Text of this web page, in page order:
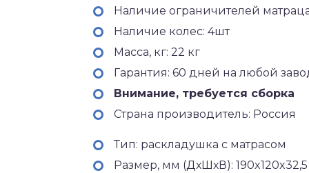
Наличие ограничителей
Наличие колес: 4шт
Масса, кг: 22 кг
Гарантия: 60 дней на любой
Внимание, требуется сборка
Страна производитель: Россия
Тип: раскладушка с матрасом
Размер, мм (ДхШхВ):